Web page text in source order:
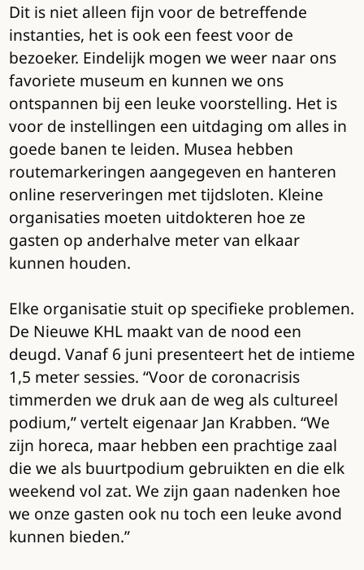
Dit is niet alleen fijn voor de betreffende
instanties, het is ook een feest voor de
bezoeker. Eindelijk mogen we weer naar ons
favoriete museum en kunnen we ons
ontspannen bij een leuke voorstelling. Het is
voor de instellingen een uitdaging om alles in
goede banen te leiden. Musea hebben
routemarkeringen aangegeven en hanteren
online reserveringen met tijdsloten. Kleine
organisaties moeten uitdokteren hoe ze
gasten op anderhalve meter van elkaar
kunnen houden.
Elke organisatie stuit op specifieke problemen.
De Nieuwe KHL maakt van de nood een
deugd. Vanaf 6 juni presenteert het de intieme
1,5 meter sessies. “Voor de coronacrisis
timmerden we druk aan de weg als cultureel
podium,” vertelt eigenaar Jan Krabben. “We
zijn horeca, maar hebben een prachtige zaal
die we als buurtpodium gebruikten en die elk
weekend vol zat. We zijn gaan nadenken hoe
we onze gasten ook nu toch een leuke avond
kunnen bieden.”